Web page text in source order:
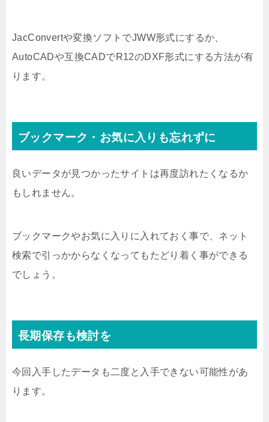
JacConvertや変換ソフトでJWW形式にするか、
AutoCADや互換CADでR12のDXF形式にする方法が有
ります。
ブックマーク・お気に入りも忘れずに
良いデータが見つかったサイトは再度訪れたくなるか
もしれません。
ブックマークやお気に入りに入れておく事で、ネット
検索で引っかからなくなってもたどり着く事ができる
でしょう。
長期保存も検討を
今回入手したデータも二度と入手できない可能性があ
ります。